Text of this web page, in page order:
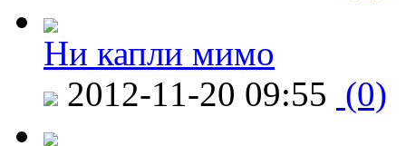
Ни капли мимо
2012-11-20 09:55 (0)